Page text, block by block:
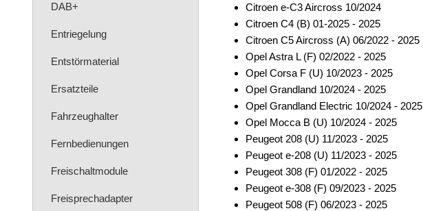
DAB+
Entriegelung
Entstörmaterial
Ersatzteile
Fahrzeughalter
Fernbedienungen
Freischaltmodule
Freisprechadapter
Citroen e-C3 Aircross 10/2024
Citroen C4 (B) 01-2025 - 2025
Citroen C5 Aircross (A) 06/2022 - 2025
Opel Astra L (F) 02/2022 - 2025
Opel Corsa F (U) 10/2023 - 2025
Opel Grandland 10/2024 - 2025
Opel Grandland Electric 10/2024 - 2025
Opel Mocca B (U) 10/2024 - 2025
Peugeot 208 (U) 11/2023 - 2025
Peugeot e-208 (U) 11/2023 - 2025
Peugeot 308 (F) 01/2022 - 2025
Peugeot e-308 (F) 09/2023 - 2025
Peugeot 508 (F) 06/2023 - 2025